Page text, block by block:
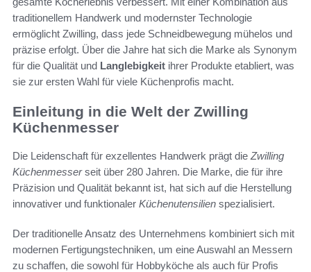
traditionellem Handwerk und modernster Technologie
ermöglicht Zwilling, dass jede Schneidbewegung mühelos und
präzise erfolgt. Über die Jahre hat sich die Marke als Synonym
für die Qualität und Langlebigkeit ihrer Produkte etabliert, was
sie zur ersten Wahl für viele Küchenprofis macht.
Einleitung in die Welt der Zwilling
Küchenmesser
Die Leidenschaft für exzellentes Handwerk prägt die Zwilling
Küchenmesserseit über 280 Jahren. Die Marke, die für ihre
Präzision und Qualität bekannt ist, hat sich auf die Herstellung
innovativer und funktionaler Küchenutensilien spezialisiert.
Der traditionelle Ansatz des Unternehmens kombiniert sich mit
modernen Fertigungstechniken, um eine Auswahl an Messern
zu schaffen, die sowohl für Hobbyköche als auch für Profis